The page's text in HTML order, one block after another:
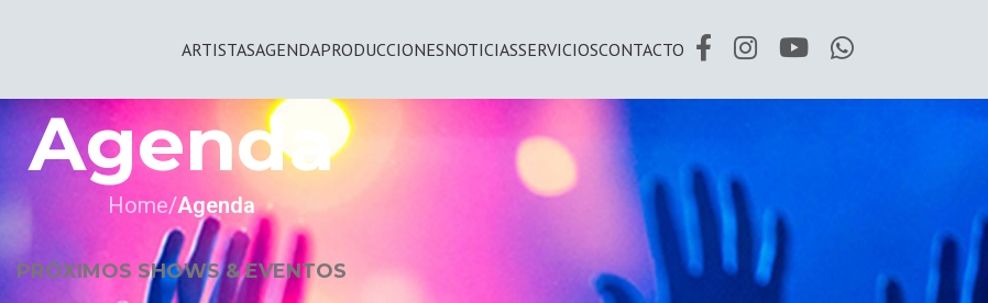
ARTISTASAGENDAPRODUCCIONESNOTICIASSERVICIOSCONTACTO
Agenda
Home/Agenda
PRÓXIMOS SHOWS & EVENTOS